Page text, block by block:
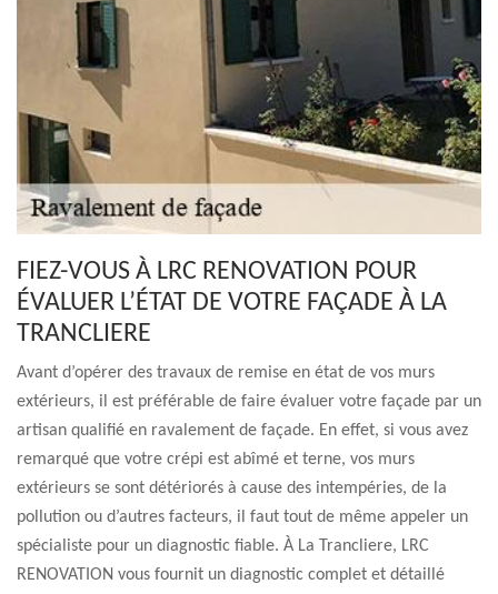
FIEZ-VOUS À LRC RENOVATION POUR
ÉVALUER L’ÉTAT DE VOTRE FAÇADE À LA
TRANCLIERE
Avant d’opérer des travaux de remise en état de vos murs
extérieurs, il est préférable de faire évaluer votre façade par un
artisan qualifié en ravalement de façade. En effet, si vous avez
remarqué que votre crépi est abîmé et terne, vos murs
extérieurs se sont détériorés à cause des intempéries, de la
pollution ou d’autres facteurs, il faut tout de même appeler un
spécialiste pour un diagnostic fiable. À La Trancliere, LRC
RENOVATION vous fournit un diagnostic complet et détaillé